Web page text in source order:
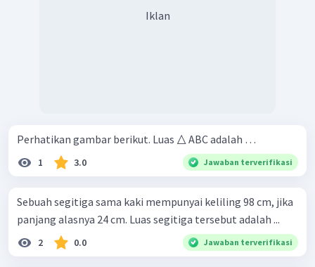
Iklan
Perhatikan gambar berikut. Luas △ ABC adalah …
1 3.0 Jawaban terverifikasi
Sebuah segitiga sama kaki mempunyai keliling 98 cm, jika
panjang alasnya 24 cm. Luas segitiga tersebut adalah ...
2 0.0 Jawaban terverifikasi